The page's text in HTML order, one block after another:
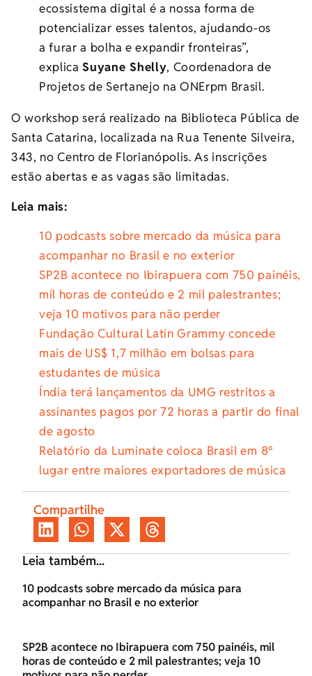
ecossistema digital é a nossa forma de
potencializar esses talentos, ajudando-os
a furar a bolha e expandir fronteiras”,
explicaSuyane Shelly, Coordenadora de
Projetos de Sertanejo na ONErpm Brasil.
O workshop será realizado na Biblioteca Pública de
Santa Catarina, localizada na Rua Tenente Silveira,
343, no Centro de Florianópolis. As inscrições
estão abertas e as vagas são limitadas.
Leia mais:
10 podcasts sobre mercado da música para
acompanhar no Brasil e no exterior
SP2B acontece no Ibirapuera com 750 painéis,
mil horas de conteúdo e 2 mil palestrantes;
veja 10 motivos para não perder
Fundação Cultural Latin Grammy concede
mais de US$ 1,7 milhão em bolsas para
estudantes de música
Índia terá lançamentos da UMG restritos a
assinantes pagos por 72 horas a partir do final
de agosto
Relatório da Luminate coloca Brasil em 8º
lugar entre maiores exportadores de música
Compartilhe
Leia também...
10 podcasts sobre mercado da música para
acompanhar no Brasil e no exterior
SP2B acontece no Ibirapuera com 750 painéis, mil
horas de conteúdo e 2 mil palestrantes; veja 10